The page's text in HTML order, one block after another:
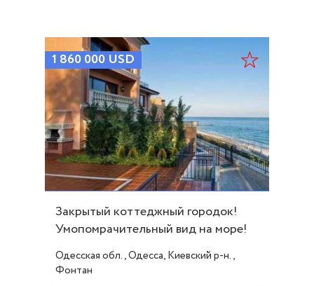
1 860 000 USD
Закрытый коттеджный городок!
Умопомрачительный вид на море!
ID 10251
Одесская обл., Одесса, Киевский р-н.,
Фонтан